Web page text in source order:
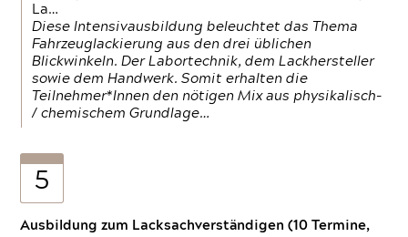
La…
Diese Intensivausbildung beleuchtet das Thema
Fahrzeuglackierung aus den drei üblichen
Blickwinkeln. Der Labortechnik, dem Lackhersteller
sowie dem Handwerk. Somit erhalten die
Teilnehmer*Innen den nötigen Mix aus physikalisch-
/ chemischem Grundlage…
5
Ausbildung zum Lacksachverständigen (10 Termine,